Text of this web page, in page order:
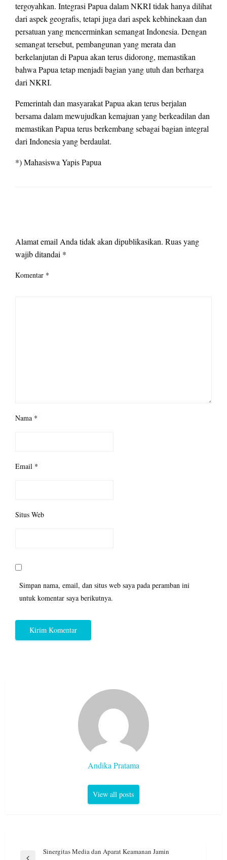
tergoyahkan. Integrasi Papua dalam NKRI tidak hanya dilihat
dari aspek geografis, tetapi juga dari aspek kebhinekaan dan
persatuan yang mencerminkan semangat Indonesia. Dengan
semangat tersebut, pembangunan yang merata dan
berkelanjutan di Papua akan terus didorong, memastikan
bahwa Papua tetap menjadi bagian yang utuh dan berharga
dari NKRI.
Pemerintah dan masyarakat Papua akan terus berjalan
bersama dalam mewujudkan kemajuan yang berkeadilan dan
memastikan Papua terus berkembang sebagai bagian integral
dari Indonesia yang berdaulat.
*) Mahasiswa Yapis Papua
Alamat email Anda tidak akan dipublikasikan. Ruas yang
wajib ditandai *
Komentar *
Nama *
Email *
Situs Web
Simpan nama, email, dan situs web saya pada peramban ini
untuk komentar saya berikutnya.
Andika Pratama
View all posts
NavigasiSinergitas Media dan Aparat Keamanan Jamin